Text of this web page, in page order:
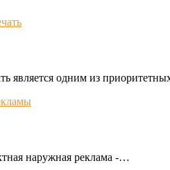
является одним из
наружная реклама -…